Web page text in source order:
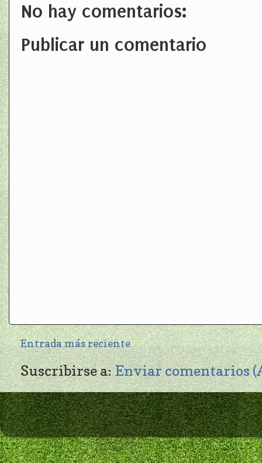
No hay comentarios:
Publicar un comentario
Entrada más reciente
Suscribirse a:Enviar comentarios